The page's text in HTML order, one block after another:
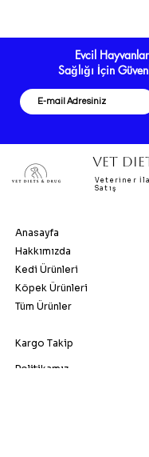
Evcil
Sağlığı İçin
VET
Veteriner
Satış
Kargo Takip
Politikamız
Anasayfa
Hakkımızda
Kedi Ürünleri
Köpek Ürünleri
Tüm Ürünler